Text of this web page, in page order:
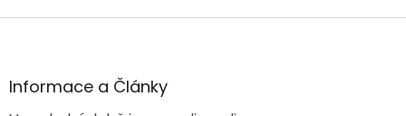
Z
aInformace a Články